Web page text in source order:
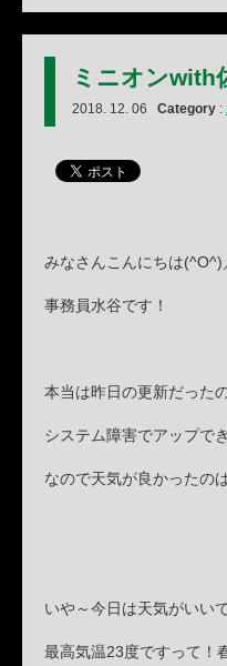
ミニオンwith
2018. 12. 06 Category :
みなさんこんにちは(^O^)
事務員水谷です！
本当は昨日の更新だった
システム障害でアップで
なので天気が良かったの
いや～今日は天気がいい
最高気温23度ですって！